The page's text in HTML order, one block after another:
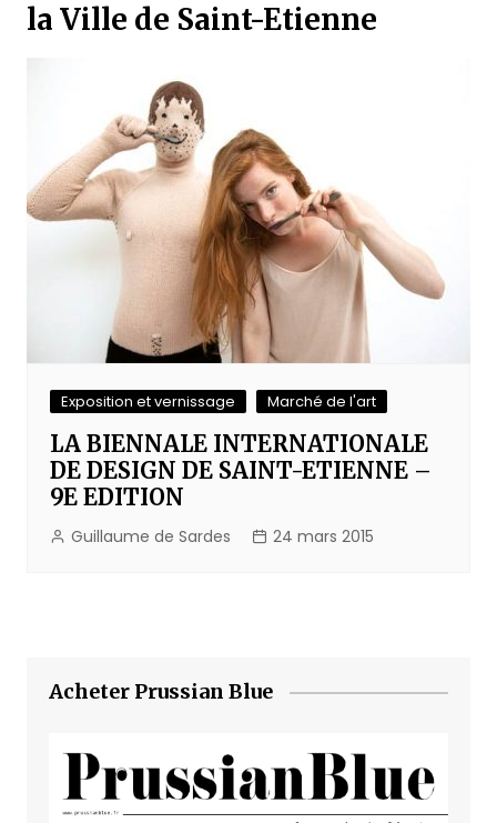
la Ville de Saint-Etienne
Exposition et vernissage Marché de l'art
LA BIENNALE INTERNATIONALE
DE DESIGN DE SAINT-ETIENNE –
9E EDITION
Guillaume de Sardes 24 mars 2015
Acheter Prussian Blue